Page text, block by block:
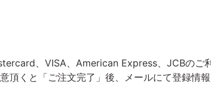
、VISA、American Express、JCBのご
くと「ご注文完了」後、メールにて登録情報